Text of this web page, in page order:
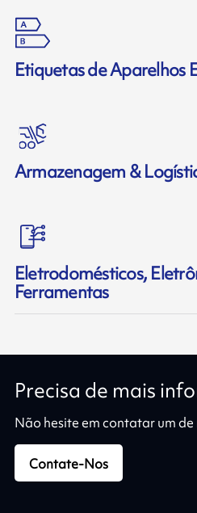
Etiquetas de Aparelhos
Armazenagem &
Eletrodomésticos,
Ferramentas
Precisa de mais
Não hesite em contatar um
Contate-Nos